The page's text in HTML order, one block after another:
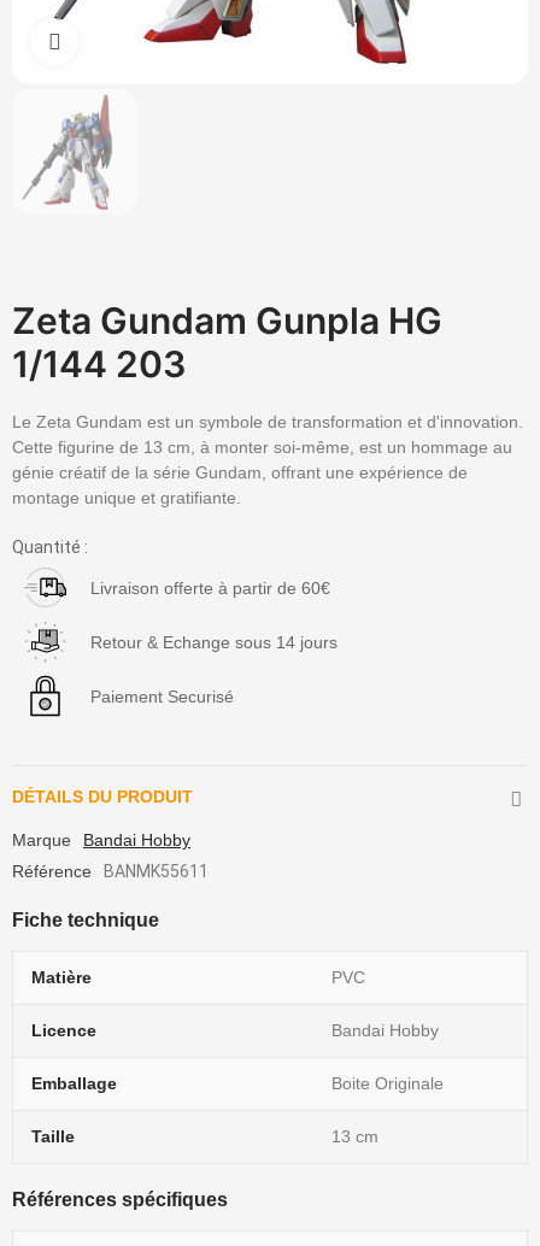
Cliquez pour agrandir
Zeta Gundam Gunpla HG
1/144 203
Le Zeta Gundam est un symbole de transformation et d'innovation.
Cette figurine de 13 cm, à monter soi-même, est un hommage au
génie créatif de la série Gundam, offrant une expérience de
montage unique et gratifiante.
Quantité :
Livraison offerte à partir de 60€
Retour & Echange sous 14 jours
Paiement Securisé
DÉTAILS DU PRODUIT
Marque
Bandai Hobby
Référence
BANMK55611
Fiche technique
Matière PVC
Licence Bandai Hobby
Emballage Boite Originale
Taille 13 cm
Références spécifiques